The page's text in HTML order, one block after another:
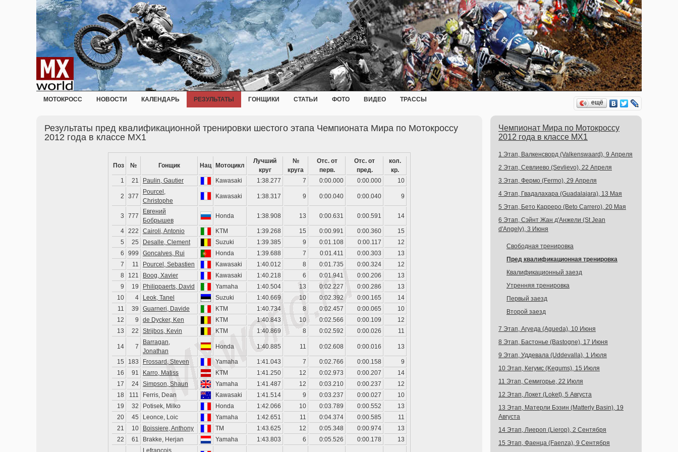
МОТОКРОСС НОВОСТИ КАЛЕНДАРЬ РЕЗУЛЬТАТЫ ГОНЩИКИ СТАТЬИ ФОТО ВИДЕО ТРАССЫ ещё
Результаты пред квалификационной тренировки шестого этапа Чемпионата Мира по Мотокроссу
2012 года в классе MX1
Поз № Гонщик Нац Мотоцикл
Лучший
круг
№
круга
Отс. от
перв.
Отс. от
пред.
кол.
кр.
1
21 Paulin, Gautier Kawasaki 1:38.277 7 0:00.000 0:00.000 10
2 377
Pourcel,
Christophe
Kawasaki 1:38.317 9 0:00.040 0:00.040 9
3 777
Евгений
Бобрышев
Honda 1:38.908 13 0:00.631 0:00.591 14
4 222 Cairoli, Antonio KTM 1:39.268 15 0:00.991 0:00.360
15
5
25 Desalle, Clement Suzuki 1:39.385 9 0:01.108 0:00.117
12
6
999 Goncalves, Rui Honda 1:39.688 7 0:01.411 0:00.303
13
7
11 Pourcel, Sebastien Kawasaki 1:40.012 8 0:01.735 0:00.324
12
8
121 Boog, Xavier Kawasaki 1:40.218 6 0:01.941 0:00.206
13
9
19 Philippaerts, David Yamaha 1:40.504 13 0:02.227 0:00.286
13
10
4 Leok, Tanel Suzuki 1:40.669 10 0:02.392 0:00.165
14
11
39 Guarneri, Davide KTM 1:40.734 8 0:02.457 0:00.065
10
12
9 de Dycker, Ken KTM 1:40.843 10 0:02.566 0:00.109
12
13
22 Strijbos, Kevin KTM 1:40.869 8 0:02.592 0:00.026 11
14 7
Barragan,
Jonathan
Honda 1:40.885 11 0:02.608 0:00.016 13
15 183 Frossard, Steven Yamaha 1:41.043 7 0:02.766 0:00.158
9
16
91 Karro, Matiss KTM 1:41.250 12 0:02.973 0:00.207
14
17
24 Simpson, Shaun Yamaha 1:41.487 12 0:03.210 0:00.237
12
18
111 Ferris, Dean Kawasaki 1:41.514 9 0:03.237 0:00.027
10
19
32 Potisek, Milko Honda 1:42.066 10 0:03.789 0:00.552
13
20
45 Leonce, Loic Yamaha 1:42.651 11 0:04.374 0:00.585
11
21
10 Boissiere, Anthony TM 1:43.625 12 0:05.348 0:00.974
13
22
61 Brakke, Herjan Yamaha 1:43.803 6 0:05.526 0:00.178 13
Lefrancois,
Чемпионат Мира по Мотокроссу
2012 года в классе MX1
1 Этап, Валкенсворд (Valkenswaard), 9 Апреля
2 Этап, Севлиево (Sevlievo), 22 Апреля
3 Этап, Фермо (Fermo), 29 Апреля
4 Этап, Гвадалахара (Guadalajara), 13 Мая
5 Этап, Бето Карреро (Beto Carrero), 20 Мая
6 Этап, Сэйнт Жан д'Анжели (St Jean
d'Angely), 3 Июня
Свободная тренировка
Пред квалификационная тренировка
Квалификационный заезд
Утренняя тренировка
Первый заезд
Второй заезд
7 Этап, Агуеда (Agueda), 10 Июня
8 Этап, Бастонье (Bastogne), 17 Июня
9 Этап, Уддевала (Uddevalla), 1 Июля
10 Этап, Кегумс (Kegums), 15 Июля
11 Этап, Семигорье, 22 Июля
12 Этап, Локет (Loket), 5 Августа
13 Этап, Матерли Бэзин (Matterly Basin), 19
Августа
14 Этап, Лиероп (Lierop), 2 Сентября
15 Этап, Фаенца (Faenza), 9 Сентября